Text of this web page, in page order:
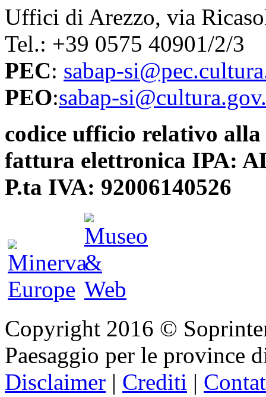
Uffici di Arezzo, via
Tel.: +39 0575 40901/2/3
PEC: sabap-
PEO:sabap-
codice ufficio relativo alla
fattura elettronica IPA:
P.ta IVA: 92006140526
Copyright 2016 ©
Paesaggio per le province
Disclaimer | Crediti |